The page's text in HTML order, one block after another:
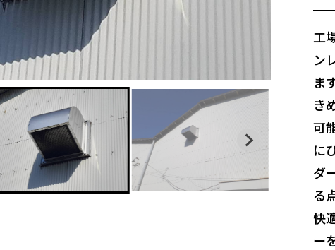
工
ン
ま
き
可
に
ダ
る
快
ー